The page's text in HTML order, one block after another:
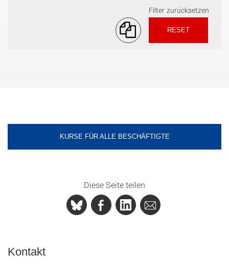
Filter zurücksetzen
RESET
KURSE FÜR ALLE BESCHÄFTIGTE
Diese Seite teilen
Kontakt